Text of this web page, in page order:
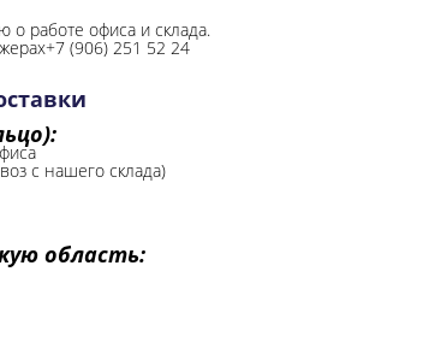
о работе офиса и склада.
(906) 251 52 24
с нашего склада)
область: